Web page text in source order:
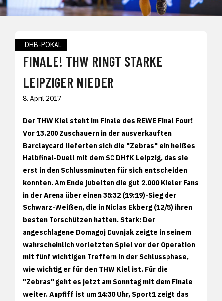
DHB-POKAL
FINALE! THW RINGT STARKE
LEIPZIGER NIEDER
8. April 2017
Der THW Kiel steht im Finale des REWE Final Four!
Vor 13.200 Zuschauern in der ausverkauften
Barclaycard lieferten sich die "Zebras" ein heißes
Halbfinal-Duell mit dem SC DHfK Leipzig, das sie
erst in den Schlussminuten für sich entscheiden
konnten. Am Ende jubelten die gut 2.000 Kieler Fans
in der Arena über einen 35:32 (19:19)-Sieg der
Schwarz-Weißen, die in Niclas Ekberg (12/5) ihren
besten Torschützen hatten. Stark: Der
angeschlagene Domagoj Duvnjak zeigte in seinem
wahrscheinlich vorletzten Spiel vor der Operation
mit fünf wichtigen Treffern in der Schlussphase,
wie wichtig er für den THW Kiel ist. Für die
"Zebras" geht es jetzt am Sonntag mit dem Finale
weiter. Anpfiff ist um 14:30 Uhr, Sport1 zeigt das